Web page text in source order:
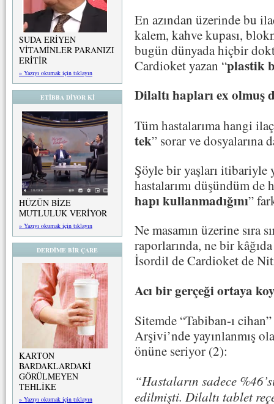
SUDA ERİYEN
VİTAMİNLER PARANIZI
ERİTİR
» Yazıyı okumak için tıklayın
ETİBBA DİYOR Kİ
HÜZÜN BİZE
MUTLULUK VERİYOR
» Yazıyı okumak için tıklayın
DERDİME BİR ÇARE
KARTON
BARDAKLARDAKİ
GÖRÜLMEYEN
TEHLİKE
» Yazıyı okumak için tıklayın
En azından üzerinde bu
kalem, kahve kupası,
bugün dünyada hiçbir
Cardioket yazan “plastik
Dilaltı hapları ex olmuş
Tüm hastalarıma hangi
tek” sorar ve dosyalarına
Şöyle bir yaşları itibariyle
hastalarımı düşündüm de
hapı kullanmadığını”
Ne masamın üzerine sıra
raporlarında, ne bir
İsordil de Cardioket de
Acı bir gerçeği ortaya
Sitemde “Tabiban-ı
Arşivi’nde yayınlanmış
önüne seriyor (2):
“Hastaların sadece
edilmişti. Dilaltı tablet